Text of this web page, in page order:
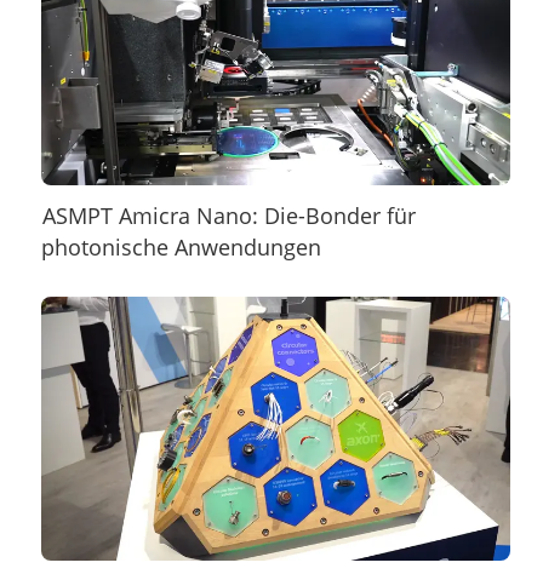
ASMPT Amicra Nano: Die-Bonder für
photonische Anwendungen
×